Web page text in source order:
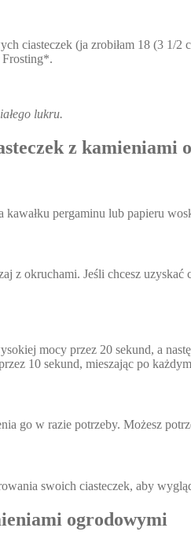
ciasteczek (ja zrobiłam 18 (3 1/2
Frosting*.
lukru.
z kamieniami
kawałku pergaminu lub papieru
z okruchami. Jeśli chcesz
mocy przez 20 sekund, a
10 sekund, mieszając po
go w razie potrzeby. Możesz
swoich ciasteczek, aby
ogrodowymi